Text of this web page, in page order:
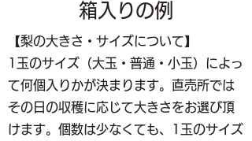
箱入りの例
【梨の大きさ・サイズについて】
1玉のサイズ（大玉・普通・小玉）によっ
て何個入りかが決まります。直売所では
その日の収穫に応じて大きさをお選び頂
けます。 個数は少なくても、1玉のサイズ